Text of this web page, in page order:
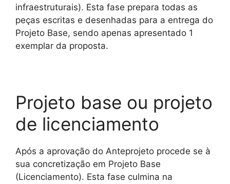
infraestruturais). Esta fase prepara todas as
peças escritas e desenhadas para a entrega do
Projeto Base, sendo apenas apresentado 1
exemplar da proposta.
Projeto base ou projeto
de licenciamento
Após a aprovação do Anteprojeto procede se à
sua concretização em Projeto Base
(Licenciamento). Esta fase culmina na